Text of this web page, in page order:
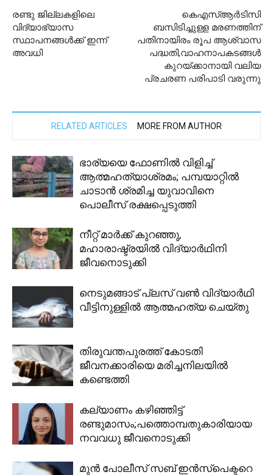
രണ്ടു ജില്ലകളിലെ
വിദ്യാഭ്യാസ
സ്ഥാപനങ്ങള്‍ക്ക് ഇന്ന്
അവധി
കെഎസ്ആര്‍ടിസി
ബസിടിച്ചുള്ള മരണത്തിന്
പതിനായിരം രൂപ ആശ്വാസ
പദ്ധതി,വാഹനാപകടങ്ങള്‍
കുറയ്ക്കാനായി വലിയ
പ്രചരണ പരിപാടി വരുന്നു
RELATED ARTICLES MORE FROM AUTHOR
ഭാര്യയെ ഫോണില്‍ വിളിച്ച്
ആത്മഹത്യാശ്രമം; പമ്പയാറ്റില്‍
ചാടാന്‍ ശ്രമിച്ച യുവാവിനെ
പൊലീസ് രക്ഷപ്പെടുത്തി
നീറ്റ് മാർക്ക് കുറഞ്ഞു,
മഹാരാഷ്ട്രയിൽ വിദ്യാർഥിനി
ജീവനൊടുക്കി
നെടുമങ്ങാട് പ്ലസ് വൺ വിദ്യാർഥി
വീട്ടിനുള്ളിൽ ആത്മഹത്യ ചെയ്തു
തിരുവന്തപുരത്ത് കോടതി
ജീവനക്കാരിയെ മരിച്ചനിലയിൽ
കണ്ടെത്തി
കല്യാണം കഴിഞ്ഞിട്ട്
രണ്ടുമാസം;പത്തൊമ്പതുകാരിയായ
നവവധു ജീവനൊടുക്കി
മുൻ പോലീസ് സബ് ഇൻസ്പെക്ടറെ